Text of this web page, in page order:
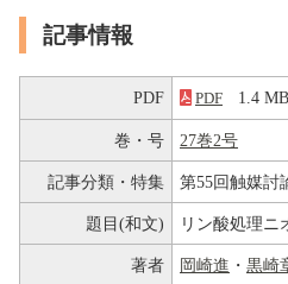
記事情報
PDF PDF 1.4
巻・号 27巻2号
記事分類・特集 第55回触媒討
題目(和文) リン酸処理ニ
著者 岡崎進 ・ 黒崎